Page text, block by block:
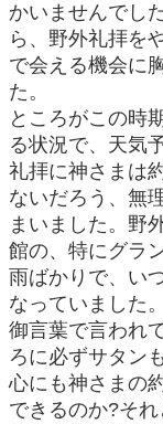
かいませんでし
ら、野外礼拝を
で会える機会に
た。
ところがこの時
る状況で、天気
礼拝に神さまは
ないだろう、無
まいました。野
館の、特にグラ
雨ばかりで、い
なっていました。
御言葉で言われ
ろに必ずサタン
心にも神さまの
できるのか?そ